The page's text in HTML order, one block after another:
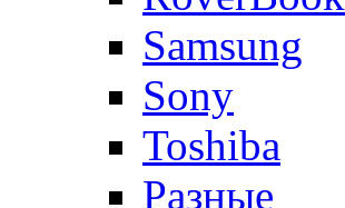
Samsung
Sony
Toshiba
Разные